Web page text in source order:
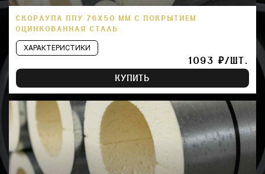
СКОРЛУПА ППУ 76Х50 ММ С ПОКРЫТИЕМ
ОЦИНКОВАННАЯ СТАЛЬ
ХАРАКТЕРИСТИКИ
1093 ₽/ШТ.
КУПИТЬ